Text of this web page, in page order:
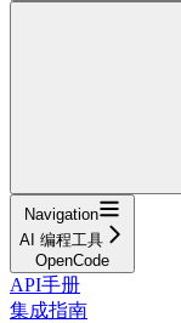
Navigation
AI 编程工具
OpenCode
API手册
集成指南